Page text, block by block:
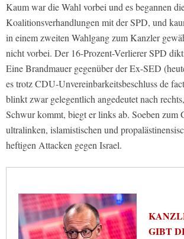
Kaum war die Wahl vorbei und es begannen
Koalitionsverhandlungen mit der SPD, und
in einem zweiten Wahlgang zum Kanzler
nicht vorbei. Der 16-Prozent-Verlierer SPD
Eine Brandmauer gegenüber der Ex-SED
es trotz CDU-Unvereinbarkeitsbeschluss de
blinkt zwar gelegentlich angedeutet nach
Schwur kommt, biegt er links ab. Soeben zum
ultralinken, islamistischen und
heftigen Attacken gegen Israel.
GIBT